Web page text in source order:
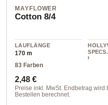
MAYFLOWER
Cotton 8/4
LAUFLÄNGE
170 m
L
83 Farben
Regulärer Preis:
2,48 €
Preise inkl. MwSt. Endbetrag wird
Bestellen berechnet.